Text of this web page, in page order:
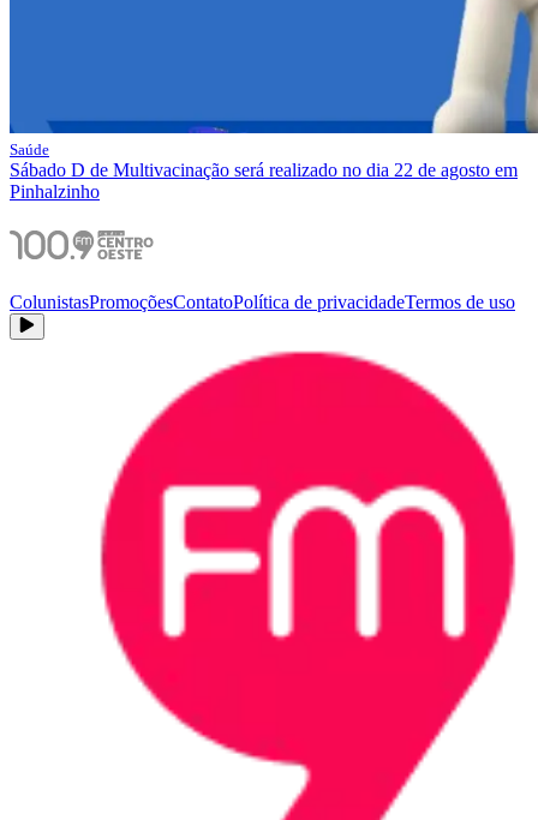
Saúde
Sábado D de Multivacinação será realizado no dia 22 de agosto em
Pinhalzinho
ColunistasPromoçõesContatoPolítica de privacidadeTermos de uso